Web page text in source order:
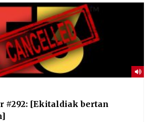
#292: [Ekitaldiak bertan